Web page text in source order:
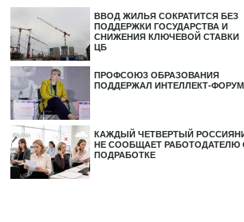
ВВОД ЖИЛЬЯ СОКРАТИТСЯ БЕЗ
ПОДДЕРЖКИ ГОСУДАРСТВА И
СНИЖЕНИЯ КЛЮЧЕВОЙ СТАВКИ
ЦБ
ПРОФСОЮЗ ОБРАЗОВАНИЯ
ПОДДЕРЖАЛ ИНТЕЛЛЕКТ-ФОРУМ
КАЖДЫЙ ЧЕТВЕРТЫЙ
НЕ СООБЩАЕТ РАБОТОДАТЕЛЮ
ПОДРАБОТКЕ